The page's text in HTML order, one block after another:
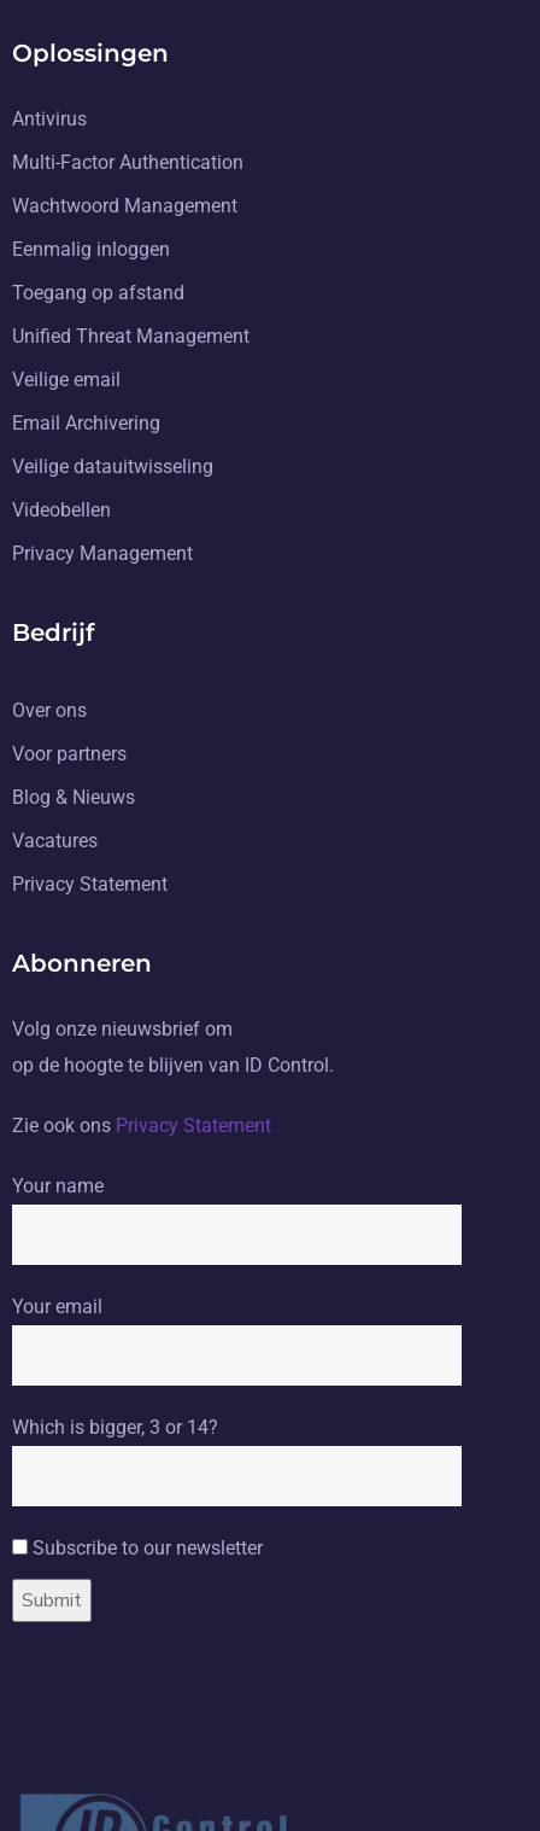
Oplossingen
Antivirus
Multi-Factor Authentication
Wachtwoord Management
Eenmalig inloggen
Toegang op afstand
Unified Threat Management
Veilige email
Email Archivering
Veilige datauitwisseling
Videobellen
Privacy Management
Bedrijf
Over ons
Voor partners
Blog & Nieuws
Vacatures
Privacy Statement
Abonneren
Volg onze nieuwsbrief om
op de hoogte te blijven van ID Control.
Zie ook ons Privacy Statement
Your name
Your email
Which is bigger, 3 or 14?
Subscribe to our newsletter